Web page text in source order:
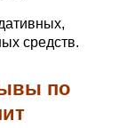
средств.
по